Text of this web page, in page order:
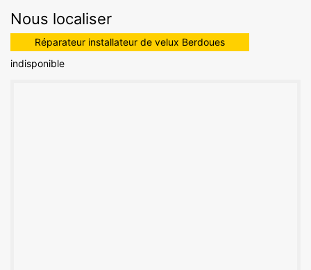
Nous localiser
Réparateur installateur de velux Berdoues
indisponible